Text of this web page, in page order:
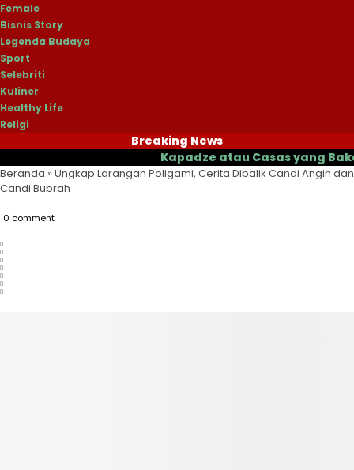
Female
Bisnis Story
Legenda Budaya
Sport
Selebriti
Kuliner
Healthy Life
Religi
Breaking News
Kapadze atau Casas yang Bakal
Beranda »Ungkap Larangan Poligami, Cerita Dibalik Candi Angin dan
Candi Bubrah
0 comment